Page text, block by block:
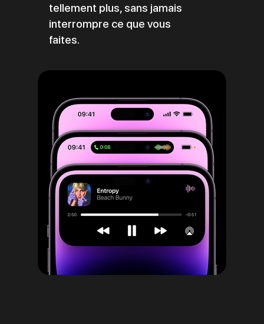
aux
mentions
tellement plus, sans jamais
interrompre ce que vous
faites.